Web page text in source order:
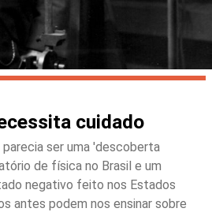
cuidado
ser uma 'descoberta
de física no Brasil e um
negativo feito nos Estados
antes podem nos ensinar sobre